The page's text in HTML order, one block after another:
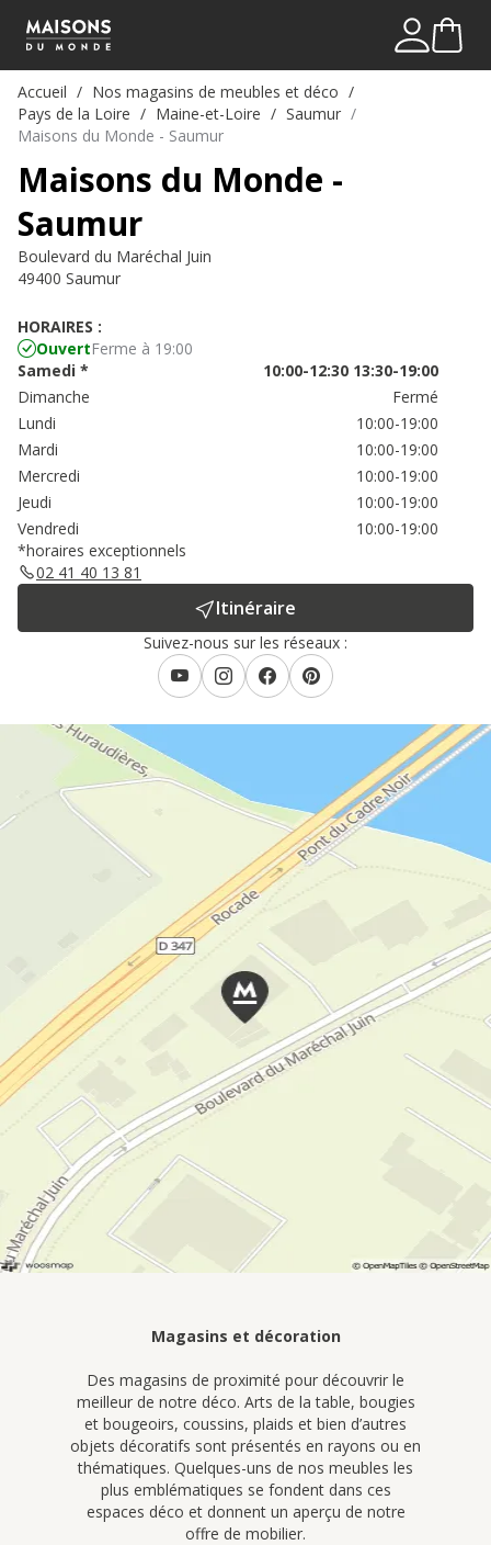
Mon
Me
Accueil
Nos magasins de meubles et déco
Pays de la Loire
Maine-et-Loire
Saumur
Maisons du Monde - Saumur
Maisons du Monde -
Saumur
Boulevard du Maréchal Juin
49400 Saumur
HORAIRES :
OuvertFerme à 19:00
Samedi * 10:00-12:30 13:30-19:00
Dimanche
Fermé
Lundi
10:00-19:00
Mardi
10:00-19:00
Mercredi
10:00-19:00
Jeudi
10:00-19:00
Vendredi
10:00-19:00
*horaires exceptionnels
02 41 40 13 81
Itinéraire
Suivez-nous sur les réseaux :
Magasins et décoration
Des magasins de proximité pour découvrir le
meilleur de notre déco. Arts de la table, bougies
et bougeoirs, coussins, plaids et bien d’autres
objets décoratifs sont présentés en rayons ou en
thématiques. Quelques-uns de nos meubles les
plus emblématiques se fondent dans ces
espaces déco et donnent un aperçu de notre
offre de mobilier.